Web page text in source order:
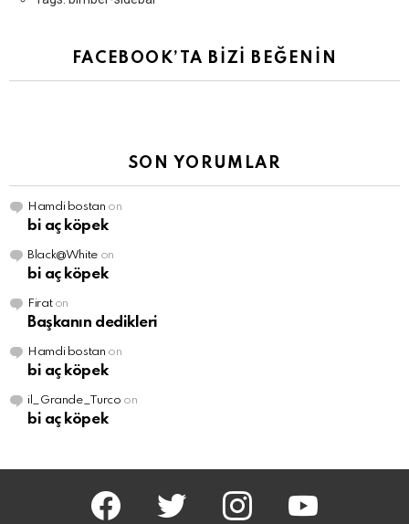
FACEBOOK’TA BİZİ BEĞENİN
SON YORUMLAR
Hamdi bostan on
bi aç köpek
Black@White on
bi aç köpek
Firaton
Başkanın dedikleri
Hamdi bostan on
bi aç köpek
il_Grande_Turco on
bi aç köpek
facebook twitter instagram youtube